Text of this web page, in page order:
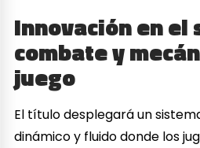
Innovación en el
combate y
juego
El título desplegará un
dinámico y fluido donde los